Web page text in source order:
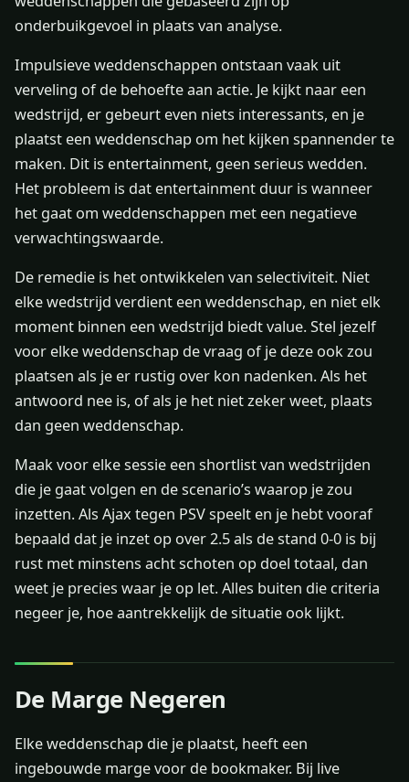
onderbuikgevoel in plaats van analyse.
Impulsieve weddenschappen ontstaan vaak uit
verveling of de behoefte aan actie. Je kijkt naar een
wedstrijd, er gebeurt even niets interessants, en je
plaatst een weddenschap om het kijken spannender te
maken. Dit is entertainment, geen serieus wedden.
Het probleem is dat entertainment duur is wanneer
het gaat om weddenschappen met een negatieve
verwachtingswaarde.
De remedie is het ontwikkelen van selectiviteit. Niet
elke wedstrijd verdient een weddenschap, en niet elk
moment binnen een wedstrijd biedt value. Stel jezelf
voor elke weddenschap de vraag of je deze ook zou
plaatsen als je er rustig over kon nadenken. Als het
antwoord nee is, of als je het niet zeker weet, plaats
dan geen weddenschap.
Maak voor elke sessie een shortlist van wedstrijden
die je gaat volgen en de scenario’s waarop je zou
inzetten. Als Ajax tegen PSV speelt en je hebt vooraf
bepaald dat je inzet op over 2.5 als de stand 0-0 is bij
rust met minstens acht schoten op doel totaal, dan
weet je precies waar je op let. Alles buiten die criteria
negeer je, hoe aantrekkelijk de situatie ook lijkt.
De Marge Negeren
Elke weddenschap die je plaatst, heeft een
ingebouwde marge voor de bookmaker. Bij live